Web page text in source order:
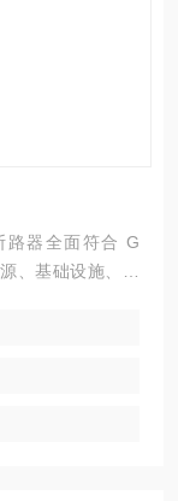
、基础设施、工
切各种不同性质